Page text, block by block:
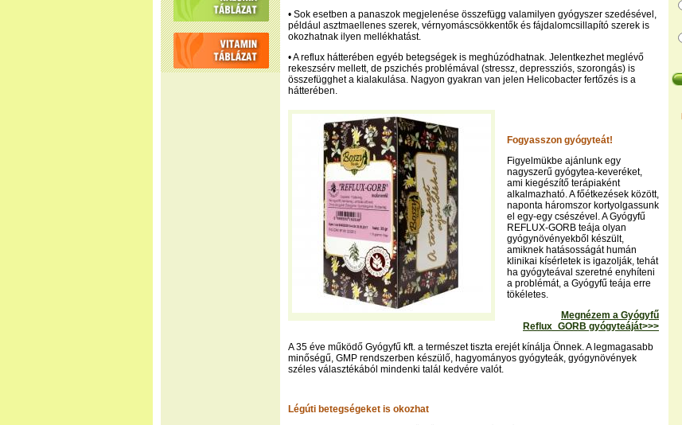
• Sok esetben a panaszok megjelenése összefügg valamilyen gyógyszer szedésével,
például asztmaellenes szerek, vérnyomáscsökkentők és fájdalomcsillapító szerek is
okozhatnak ilyen mellékhatást.
• A reflux hátterében egyéb betegségek is meghúzódhatnak. Jelentkezhet meglévő
rekeszsérv mellett, de pszichés problémával (stressz, depressziós, szorongás) is
összefügghet a kialakulása. Nagyon gyakran van jelen Helicobacter fertőzés is a
hátterében.
Fogyasszon gyógyteát!
Figyelmükbe ajánlunk egy
nagyszerű gyógytea-keveréket,
ami kiegészítő terápiaként
alkalmazható. A főétkezések között,
naponta háromszor kortyolgassunk
el egy-egy csészével. A Gyógyfű
REFLUX-GORB teája olyan
gyógynövényekből készült,
amiknek hatásosságát humán
klinikai kísérletek is igazolják, tehát
ha gyógyteával szeretné enyhíteni
a problémát, a Gyógyfű teája erre
tökéletes.
Megnézem a Gyógyfű
Reflux_GORB gyógyteáját>>>
A 35 éve működő Gyógyfű kft. a természet tiszta erejét kínálja Önnek. A legmagasabb
minőségű, GMP rendszerben készülő, hagyományos gyógyteák, gyógynövények
széles választékából mindenki talál kedvére valót.
Légúti betegségeket is okozhat